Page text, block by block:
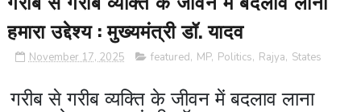
हमारा उद्देश्य : मुख्यमंत्री डॉ. यादव
November 17, 2025 featured, MP, Politics, Rajya, States
गरीब से गरीब व्यक्ति के जीवन में बदलाव लाना